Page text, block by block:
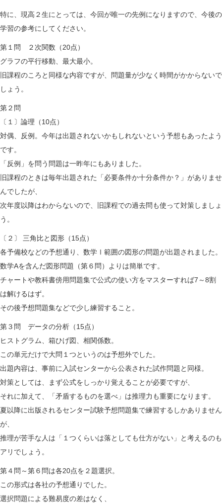
特に、現高２生にとっては、今回が唯一の先例になりますので、今後の
学習の参考にしてください。
第１問 ２次関数（20点）
グラフの平行移動、最大最小。
旧課程のころと同様な内容ですが、問題量が少なく時間がかからないで
しょう。
第２問
〔１〕論理（10点）
対偶、反例。今年は出題されないかもしれないという予想もあったよう
です。
「反例」を問う問題は一昨年にもありました。
旧課程のときは毎年出題された「必要条件か十分条件か？」がありませ
んでしたが、
次年度以降はわからないので、旧課程での過去問も使って対策しましょ
う。
〔２〕 三角比と図形（15点）
各予備校などの予想通り、数学Ⅰ範囲の図形の問題が出題されました。
数学Aを含んだ図形問題（第６問）よりは簡単です。
チャートや教科書傍用問題集で公式の使い方をマスターすれば7～8割
は解けるはず。
その後予想問題集などで少し練習すること。
第３問 データの分析（15点）
ヒストグラム、箱ひげ図、相関係数。
この単元だけで大問１つというのは予想外でした。
出題内容は、事前に入試センターから公表された試作問題と同様。
対策としては、まず公式をしっかり覚えることが必要ですが、
それに加えて、「矛盾するものを選べ」は推理力も重要になります。
夏以降に出版されるセンター試験予想問題集で練習するしかありません
が、
推理が苦手な人は「１つくらいは落としても仕方がない」と考えるのも
アリでしょう。
第４問～第６問は各20点を２題選択。
この形式は各社の予想通りでした。
選択問題による難易度の差はなく、